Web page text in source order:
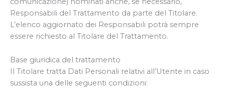
Responsabili del Trattamento da parte del Titolare.
L’elenco aggiornato dei Responsabili potrà sempre
essere richiesto al Titolare del Trattamento.
Base giuridica del trattamento
Il Titolare tratta Dati Personali relativi all’Utente in caso
sussista una delle seguenti condizioni: